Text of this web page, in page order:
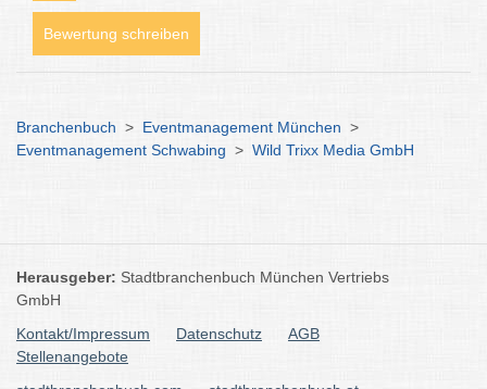
Bewertung schreiben
Branchenbuch > Eventmanagement München >
Eventmanagement Schwabing > Wild Trixx Media GmbH
Herausgeber: Stadtbranchenbuch München Vertriebs
GmbH
Kontakt/Impressum
Datenschutz
AGB
Stellenangebote